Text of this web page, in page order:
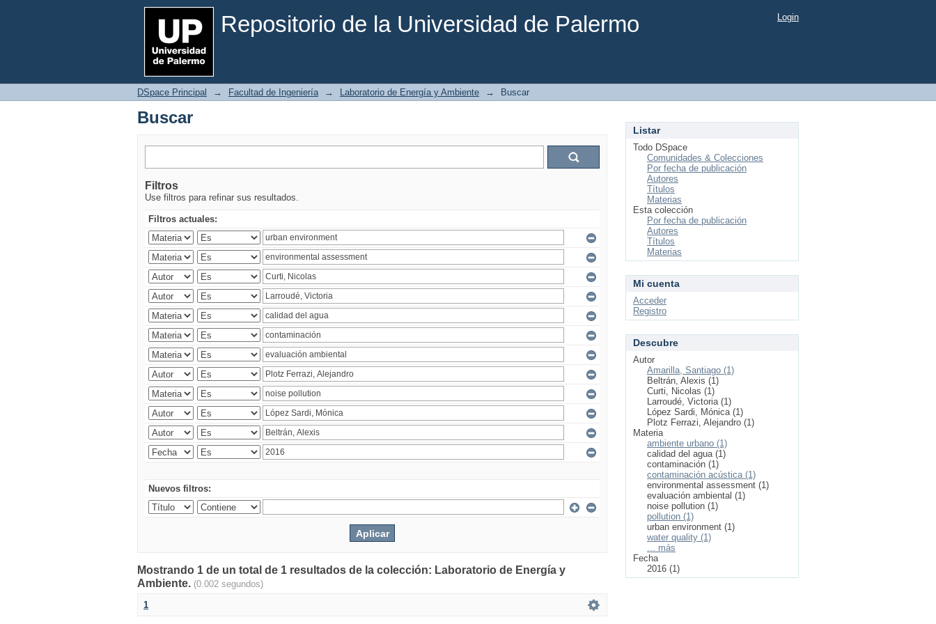
Repositorio de la Universidad de Palermo
Buscar Login
DSpace Principal → Facultad de Ingeniería → Laboratorio de Energía y Ambiente → Buscar
Buscar
Filtros
Use filtros para refinar sus resultados.
Filtros actuales:
Nuevos filtros:
Mostrando 1 de un total de 1 resultados de la colección: Laboratorio de Energía y
Ambiente. (0.002 segundos)
1
Listar
Todo DSpace
Comunidades & Colecciones
Por fecha de publicación
Autores
Títulos
Materias
Esta colección
Por fecha de publicación
Autores
Títulos
Materias
Mi cuenta
Acceder
Registro
Descubre
Autor
Amarilla, Santiago (1)
Beltrán, Alexis (1)
Curti, Nicolas (1)
Larroudé, Victoria (1)
López Sardi, Mónica (1)
Plotz Ferrazi, Alejandro (1)
Materia
ambiente urbano (1)
calidad del agua (1)
contaminación (1)
contaminación acústica (1)
environmental assessment (1)
evaluación ambiental (1)
noise pollution (1)
pollution (1)
urban environment (1)
water quality (1)
... más
Fecha
2016 (1)